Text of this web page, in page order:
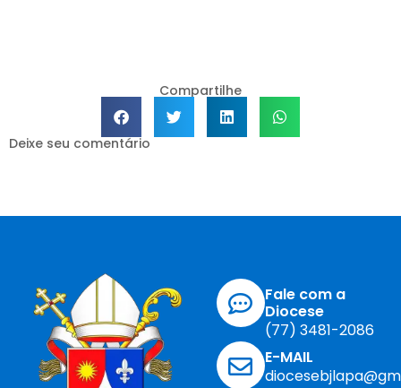
Compartilhe
Deixe seu comentário
Fale com a
Diocese
(77) 3481-2086
E-MAIL